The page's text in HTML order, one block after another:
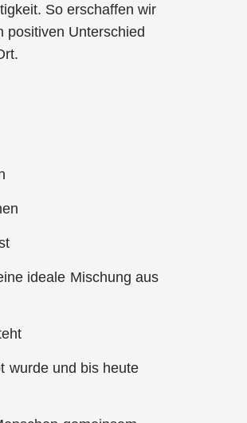
So erschaffen wir
positiven Unterschied
ideale Mischung aus
wurde und bis heute